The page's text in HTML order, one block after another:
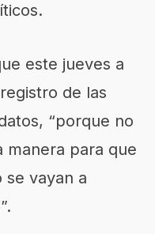
este jueves a
de las
“porque no
manera para que
se vayan a